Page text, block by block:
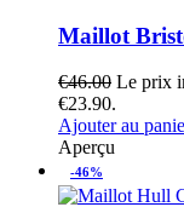
Maillot
€46.00 Le prix
€23.90.
Ajouter au
Aperçu
-46%